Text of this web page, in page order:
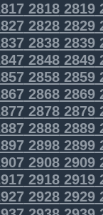
28182819
28282829
28382839
28482849
28582859
28682869
28782879
28882889
28982899
29082909
29182919
29282929